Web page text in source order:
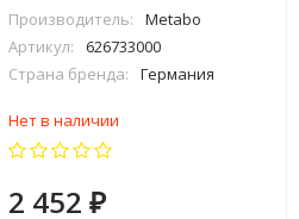
Производитель:
Metabo
Артикул:
626733000
Страна бренда:
Германия
Нет в наличии
2 452₽